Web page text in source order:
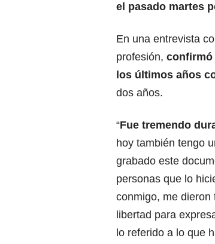
el pasado martes
En una entrevista
profesión, confirmó
los últimos años
dos años.
“Fue tremendo
hoy también tengo
grabado este
personas que lo
conmigo, me dieron
libertad para
lo referido a lo que